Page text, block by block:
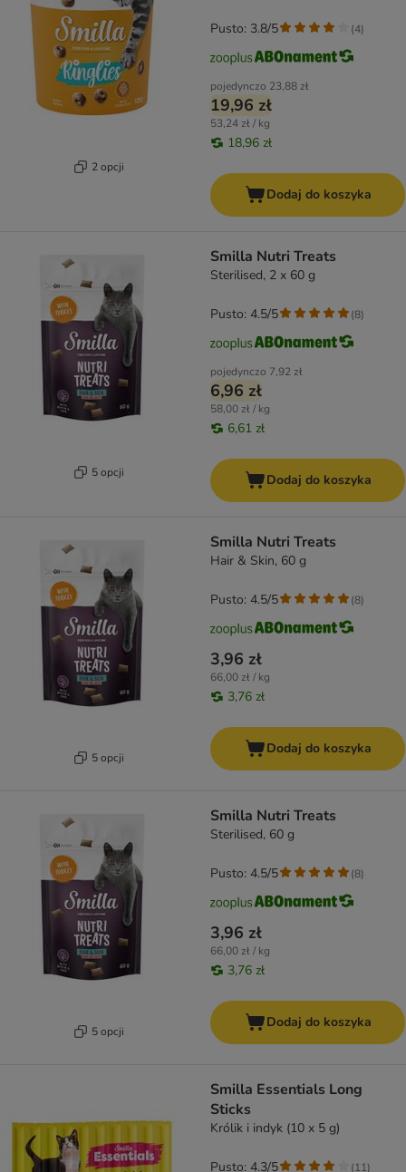
2 opcji
pojedynczo 23,88 zł
19,96 zł
53,24 zł / kg
18,96 zł
Pusto: 3.8/5 (4)
Dodaj do koszyka
5 opcji
Smilla Nutri Treats
Sterilised, 2 x 60 g
pojedynczo 7,92 zł
6,96 zł
58,00 zł / kg
6,61 zł
Pusto: 4.5/5 (8)
Dodaj do koszyka
5 opcji
Smilla Nutri Treats
Hair & Skin, 60 g
3,96 zł
66,00 zł / kg
3,76 zł
Pusto: 4.5/5 (8)
Dodaj do koszyka
5 opcji
Smilla Nutri Treats
Sterilised, 60 g
3,96 zł
66,00 zł / kg
3,76 zł
Pusto: 4.5/5 (8)
Dodaj do koszyka
Smilla Essentials Long
Sticks
Królik i indyk (10 x 5 g)
Pusto: 4.3/5 (11)